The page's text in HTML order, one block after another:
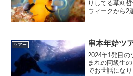
りしてる草刈
ウィークから2
ョツタツが隠
ツアー 串本年始ツ
2024年1発目の
まれの同級生
でお世話にな